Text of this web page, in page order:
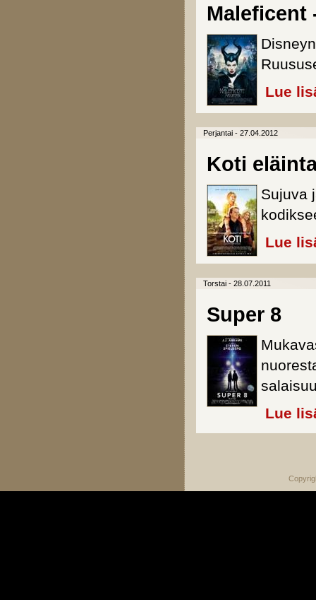
Maleficent
Lue
Perjantai - 27.04.2012
Koti
Sujuva
Lue
Torstai - 28.07.2011
Super 8
Lue